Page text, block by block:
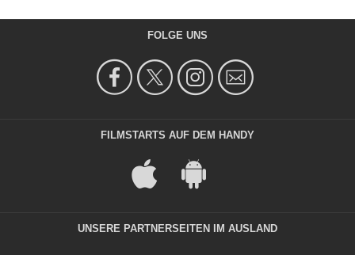
FOLGE UNS
FILMSTARTS AUF DEM HANDY
UNSERE PARTNERSEITEN IM AUSLAND